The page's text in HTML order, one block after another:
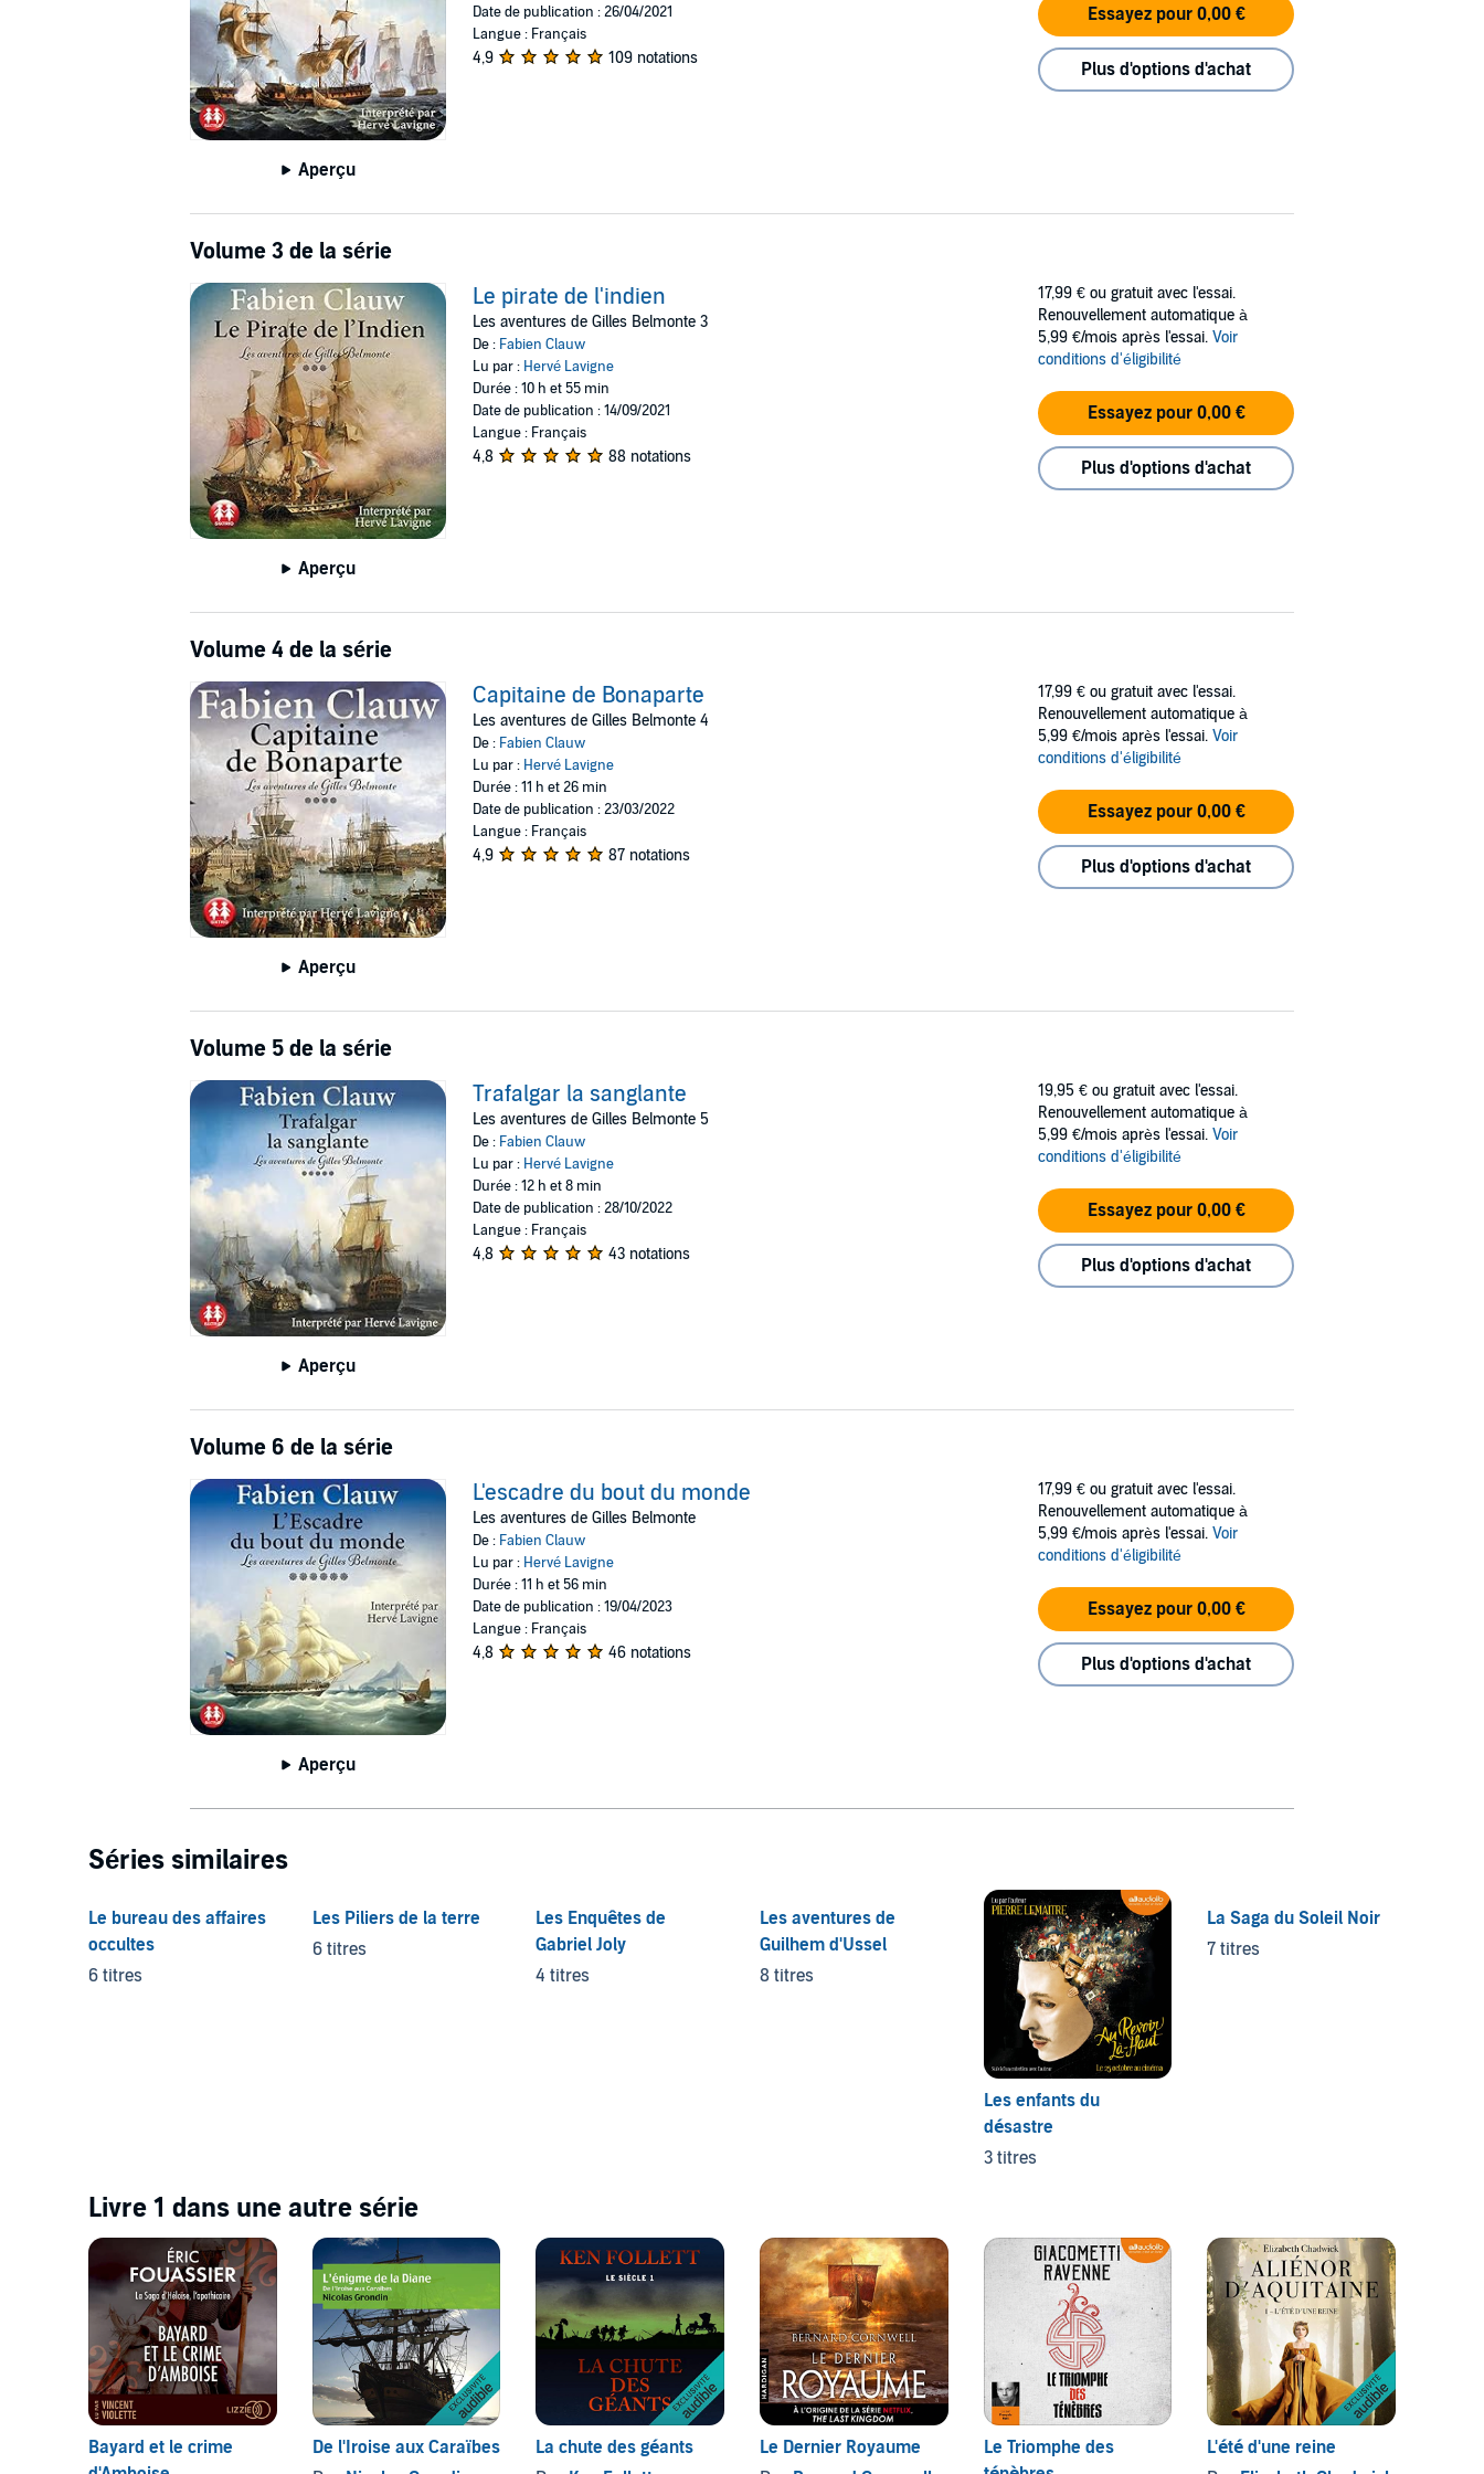
Aperçu
Date de publication : 26/04/2021
Langue : Français
4,9 109 notations
Essayez pour 0,00 €
Plus d'options d'achat
Volume 3 de la série
Aperçu
Le pirate de l'indien
Les aventures de Gilles Belmonte 3
De : Fabien Clauw
Lu par : Hervé Lavigne
Durée : 10 h et 55 min
Date de publication : 14/09/2021
Langue : Français
4,8 88 notations
17,99 € ou gratuit avec l'essai.
Renouvellement automatique à
5,99 €/mois après l'essai. Voir
conditions d'éligibilité
Essayez pour 0,00 €
Plus d'options d'achat
Volume 4 de la série
Aperçu
Capitaine de Bonaparte
Les aventures de Gilles Belmonte 4
De : Fabien Clauw
Lu par : Hervé Lavigne
Durée : 11 h et 26 min
Date de publication : 23/03/2022
Langue : Français
4,9 87 notations
17,99 € ou gratuit avec l'essai.
Renouvellement automatique à
5,99 €/mois après l'essai. Voir
conditions d'éligibilité
Essayez pour 0,00 €
Plus d'options d'achat
Volume 5 de la série
Aperçu
Trafalgar la sanglante
Les aventures de Gilles Belmonte 5
De : Fabien Clauw
Lu par : Hervé Lavigne
Durée : 12 h et 8 min
Date de publication : 28/10/2022
Langue : Français
4,8 43 notations
19,95 € ou gratuit avec l'essai.
Renouvellement automatique à
5,99 €/mois après l'essai. Voir
conditions d'éligibilité
Essayez pour 0,00 €
Plus d'options d'achat
Volume 6 de la série
Aperçu
L'escadre du bout du monde
Les aventures de Gilles Belmonte
De : Fabien Clauw
Lu par : Hervé Lavigne
Durée : 11 h et 56 min
Date de publication : 19/04/2023
Langue : Français
4,8 46 notations
17,99 € ou gratuit avec l'essai.
Renouvellement automatique à
5,99 €/mois après l'essai. Voir
conditions d'éligibilité
Essayez pour 0,00 €
Plus d'options d'achat
Séries similaires
Le bureau des affaires
occultes
6 titres
Les Piliers de la terre
6 titres
Les Enquêtes de
Gabriel Joly
4 titres
Les aventures de
Guilhem d'Ussel
8 titres
Les enfants du
désastre
3 titres
La Saga du Soleil Noir
7 titres
Livre 1 dans une autre série
Bayard et le crime
De l'Iroise aux Caraïbes
La chute des géants
Le Dernier Royaume
Le Triomphe des
L'été d'une reine